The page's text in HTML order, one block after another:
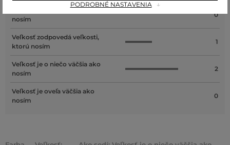
Veľkosť je o niečo menšia ako
nosím
0
Veľkosť zodpovedá veľkosti,
ktorú nosím
1
Veľkosť je o niečo väčšia ako
nosím
2
Veľkosť je oveľa väčšia ako
nosím
0
PODROBNÉ NASTAVENIA